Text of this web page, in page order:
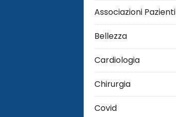
Associazioni Pazienti
Bellezza
Cardiologia
Chirurgia
Covid